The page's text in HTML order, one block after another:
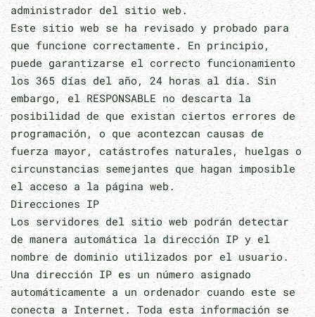
administrador del sitio web.
Este sitio web se ha revisado y probado para
que funcione correctamente. En principio,
puede garantizarse el correcto funcionamiento
los 365 días del año, 24 horas al día. Sin
embargo, el RESPONSABLE no descarta la
posibilidad de que existan ciertos errores de
programación, o que acontezcan causas de
fuerza mayor, catástrofes naturales, huelgas o
circunstancias semejantes que hagan imposible
el acceso a la página web.
Direcciones IP
Los servidores del sitio web podrán detectar
de manera automática la dirección IP y el
nombre de dominio utilizados por el usuario.
Una dirección IP es un número asignado
automáticamente a un ordenador cuando este se
conecta a Internet. Toda esta información se